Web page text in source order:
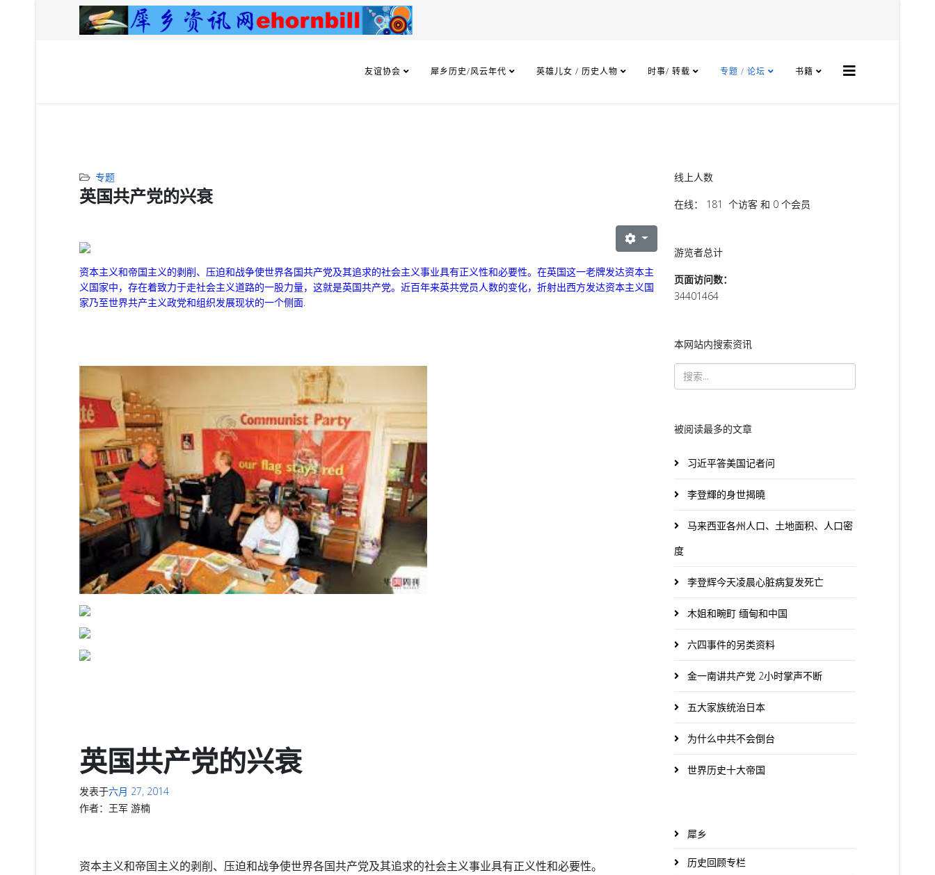
友谊协会 犀乡历史/风云年代 英雄儿女 / 历史人物 时事/ 转载 专题 / 论坛 书籍
专题
英国共产党的兴衰
资本主义和帝国主义的剥削、压迫和战争使世界各国共产党及其追求的社会主义事业具有正义性和必要性。 在英国这一老牌发达资本主
义国家中，存在着致力于走社会主义道路的一股力量，这就是英国共产党。 近百年来英共党员人数的变化，折射出西方发达资本主义国
家乃至世界共产主义政党和组织发展现状的一个侧面.
英国共产党的兴衰
发表于六月 27, 2014
作者： 王军 游楠
资本主义和帝国主义的剥削、压迫和战争使世界各国共产党及其追求的社会主义事业具有正义性和必要性。
线上人数
在线： 181 个访客 和 0 个会员
游览者总计
页面访问数：
34401464
本网站内搜索资讯
被阅读最多的文章
习近平答美国记者问
李登輝的身世揭曉
马来西亚各州人口、土地面积、人口密
度
李登辉今天凌晨心脏病复发死亡
木姐和畹町 缅甸和中国
六四事件的另类资料
金一南讲共产党 2小时掌声不断
五大家族统治日本
为什么中共不会倒台
世界历史十大帝国
犀乡
历史回顾专栏